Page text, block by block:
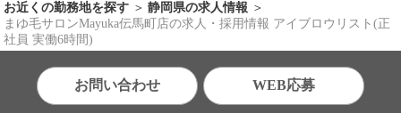
お近くの勤務地を探す
静岡県の求人情報
まゆ毛サロンMayuka伝馬町店の求人・採用情報 アイブロウリスト(正
社員 実働6時間)
お問い合わせ WEB応募